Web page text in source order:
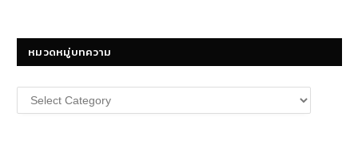
หมวดหมู่บทความ
หมวด
หมู่